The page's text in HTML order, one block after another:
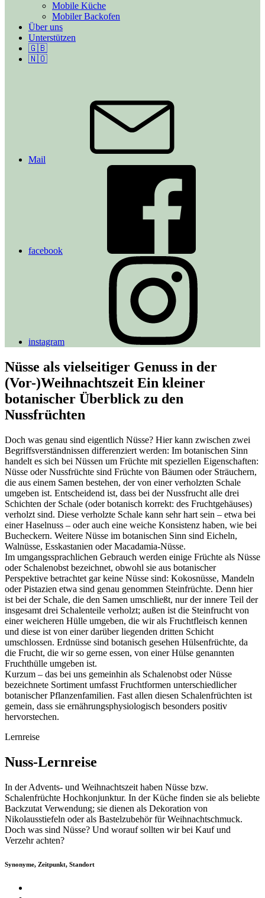
Mobile Küche
Mobiler Backofen
Über uns
Unterstützen
🇬🇧
🇳🇴
Mail
facebook
instagram
Nüsse als vielseitiger Genuss in der
(Vor-)Weihnachtszeit Ein kleiner
botanischer Überblick zu den
Nussfrüchten
Doch was genau sind eigentlich Nüsse? Hier kann zwischen zwei
Begriffsverständnissen differenziert werden: Im botanischen Sinn
handelt es sich bei Nüssen um Früchte mit speziellen Eigenschaften:
Nüsse oder Nussfrüchte sind Früchte von Bäumen oder Sträuchern,
die aus einem Samen bestehen, der von einer verholzten Schale
umgeben ist. Entscheidend ist, dass bei der Nussfrucht alle drei
Schichten der Schale (oder botanisch korrekt: des Fruchtgehäuses)
verholzt sind. Diese verholzte Schale kann sehr hart sein – etwa bei
einer Haselnuss – oder auch eine weiche Konsistenz haben, wie bei
Bucheckern. Weitere Nüsse im botanischen Sinn sind Eicheln,
Walnüsse, Esskastanien oder Macadamia-Nüsse.
Im umgangssprachlichen Gebrauch werden einige Früchte als Nüsse
oder Schalenobst bezeichnet, obwohl sie aus botanischer
Perspektive betrachtet gar keine Nüsse sind: Kokosnüsse, Mandeln
oder Pistazien etwa sind genau genommen Steinfrüchte. Denn hier
ist bei der Schale, die den Samen umschließt, nur der innere Teil der
insgesamt drei Schalenteile verholzt; außen ist die Steinfrucht von
einer weicheren Hülle umgeben, die wir als Fruchtfleisch kennen
und diese ist von einer darüber liegenden dritten Schicht
umschlossen. Erdnüsse sind botanisch gesehen Hülsenfrüchte, da
die Frucht, die wir so gerne essen, von einer Hülse genannten
Fruchthülle umgeben ist.
Kurzum – das bei uns gemeinhin als Schalenobst oder Nüsse
bezeichnete Sortiment umfasst Fruchtformen unterschiedlicher
botanischer Pflanzenfamilien. Fast allen diesen Schalenfrüchten ist
gemein, dass sie ernährungsphysiologisch besonders positiv
hervorstechen.
Lernreise
Nuss-Lernreise
In der Advents- und Weihnachtszeit haben Nüsse bzw.
Schalenfrüchte Hochkonjunktur. In der Küche finden sie als beliebte
Backzutat Verwendung; sie dienen als Dekoration von
Nikolausstiefeln oder als Bastelzubehör für Weihnachtschmuck.
Doch was sind Nüsse? Und worauf sollten wir bei Kauf und
Verzehr achten?
Synonyme, Zeitpunkt, Standort